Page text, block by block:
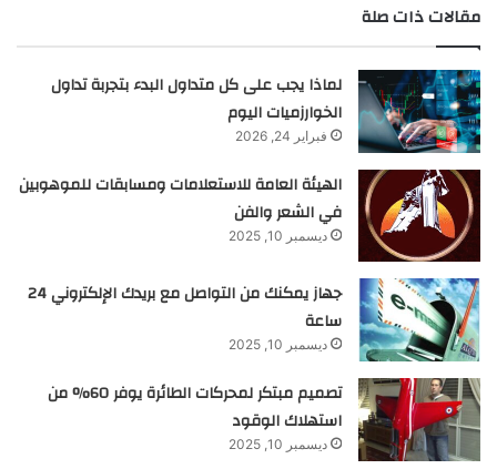
مقالات ذات صلة
لماذا يجب على كل متداول البدء بتجربة تداول
الخوارزميات اليوم
فبراير 24, 2026
الهيئة العامة للاستعلامات ومسابقات للموهوبين
في الشعر والفن
ديسمبر 10, 2025
جهاز يمكنك من التواصل مع بريدك الإلكتروني 24
ساعة
ديسمبر 10, 2025
تصميم مبتكر لمحركات الطائرة يوفر 60% من
استهلاك الوقود
ديسمبر 10, 2025